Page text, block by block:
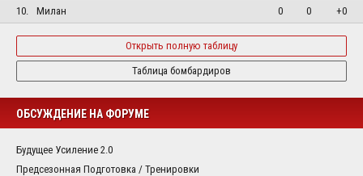
10.
Милан 0 0 +0
Открыть полную таблицу
Таблица бомбардиров
ОБСУЖДЕНИЕ НА ФОРУМЕ
Будущее Усиление 2.0
Предсезонная Подготовка / Тренировки